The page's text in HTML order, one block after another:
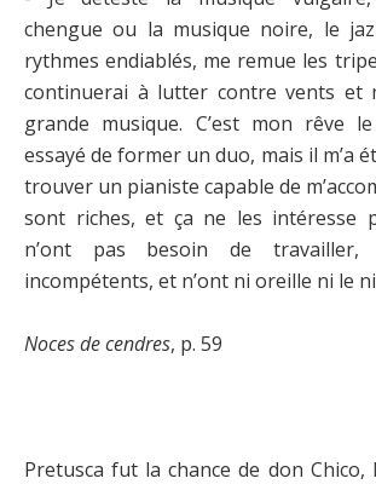
chengue ou la musique noire, le
rythmes endiablés, me remue les
continuerai à lutter contre vents et
grande musique. C’est mon rêve
essayé de former un duo, mais il m’a
trouver un pianiste capable de
sont riches, et ça ne les intéresse
n’ont pas besoin de
incompétents, et n’ont ni oreille ni le
Noces de cendres, p. 59
Pretusca fut la chance de don Chico,